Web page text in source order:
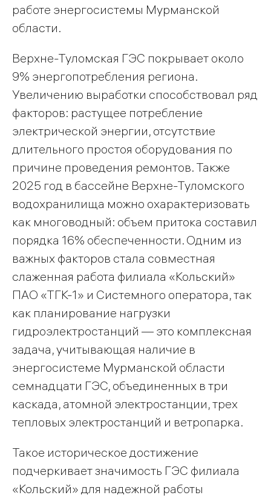
работе энергосистемы Мурманской
области.
Верхне-Туломская ГЭС покрывает около
9% энергопотребления региона.
Увеличению выработки способствовал ряд
факторов: растущее потребление
электрической энергии, отсутствие
длительного простоя оборудования по
причине проведения ремонтов. Также
2025 год в бассейне Верхне-Туломского
водохранилища можно охарактеризовать
как многоводный: объем притока составил
порядка 16% обеспеченности. Одним из
важных факторов стала совместная
слаженная работа филиала «Кольский»
ПАО «ТГК-1» и Системного оператора, так
как планирование нагрузки
гидроэлектростанций — это комплексная
задача, учитывающая наличие в
энергосистеме Мурманской области
семнадцати ГЭС, объединенных в три
каскада, атомной электростанции, трех
тепловых электростанций и ветропарка.
Такое историческое достижение
подчеркивает значимость ГЭС филиала
«Кольский» для надежной работы